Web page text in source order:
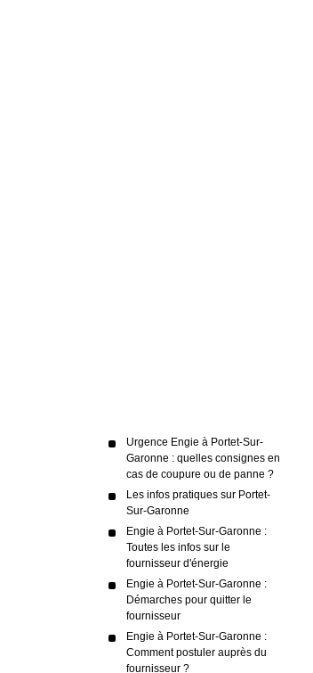
Urgence Engie à Portet-Sur-
Garonne : quelles consignes en
cas de coupure ou de panne ?
Les infos pratiques sur Portet-
Sur-Garonne
Engie à Portet-Sur-Garonne :
Toutes les infos sur le
fournisseur d'énergie
Engie à Portet-Sur-Garonne :
Démarches pour quitter le
fournisseur
Engie à Portet-Sur-Garonne :
Comment postuler auprès du
fournisseur ?